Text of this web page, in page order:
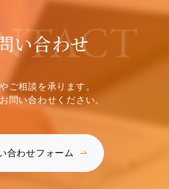
い合わせ
ご相談を承ります。
問い合わせください。
合わせフォーム